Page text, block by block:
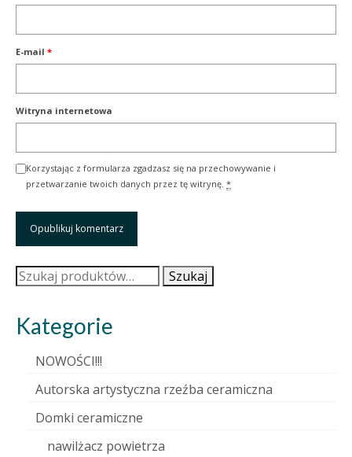
E-mail *
Witryna internetowa
Korzystając z formularza zgadzasz się na przechowywanie i
przetwarzanie twoich danych przez tę witrynę. *
Szukaj: Szukaj
Kategorie
NOWOŚCI!!!
Autorska artystyczna rzeźba ceramiczna
Domki ceramiczne
nawilżacz powietrza